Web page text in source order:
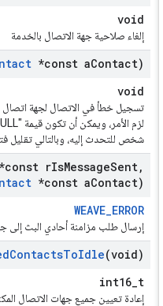
void
إلغاء صلاحية جهة الاتصال بالخدمة
*const aContact)
void
تسجيل خطأ في الاتصال لجهة اتصال
شخص للتحدث إليه، وبالتالي تقليل
*const rIsMessageSent
*const aContact)
WEAVE_ERROR
إرسال طلب مزامنة أحادي البث إلى
ContactsToIdle(void)
int16_t
إعادة تعيين جميع جهات الاتصال